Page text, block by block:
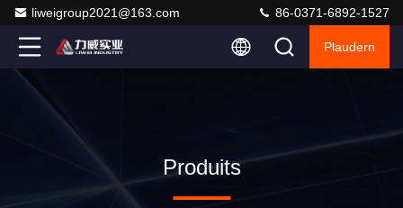
liweigroup2021@163.com 86-0371-6892-1527
Plaudern
Produits